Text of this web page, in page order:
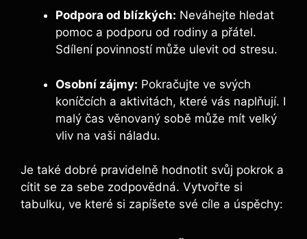
Podpora od blízkých: Neváhejte hledat
pomoc a podporu od rodiny a přátel.
Sdílení povinností může ulevit od stresu.
Osobní zájmy: Pokračujte ve svých
koníčcích a aktivitách, které vás naplňují. I
malý čas věnovaný sobě může mít velký
vliv na vaši náladu.
Je také dobré pravidelně hodnotit svůj pokrok a
cítit se za sebe zodpovědná. Vytvořte si
tabulku, ve které si zapíšete své cíle a úspěchy: